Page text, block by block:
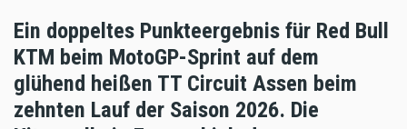
Ein doppeltes Punkteergebnis für Red Bull
KTM beim MotoGP-Sprint auf dem
glühend heißen TT Circuit Assen beim
zehnten Lauf der Saison 2026. Die